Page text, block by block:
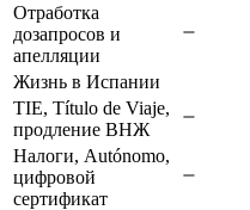
Отработка
дозапросов и
апелляции
Жизнь в Испании
TIE, Título de Viaje,
продление ВНЖ
Налоги, Autónomo,
цифровой
сертификат